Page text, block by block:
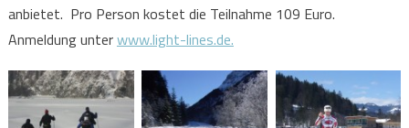
anbietet. Pro Person kostet die Teilnahme 109 Euro.
Anmeldung unterwww.light-lines.de.